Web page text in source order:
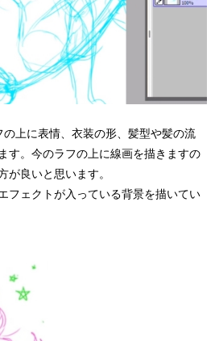
上に表情、衣装の形、髪型や髪の流
す。今のラフの上に線画を描きますの
が良いと思います。
フェクトが入っている背景を描いてい